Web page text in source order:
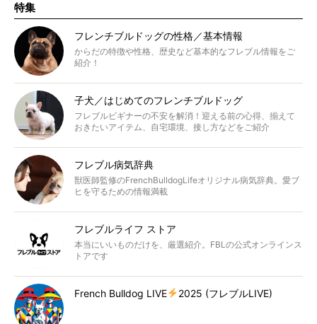
特集
フレンチブルドッグの性格／基本情報
からだの特徴や性格、歴史など基本的なフレブル情報をご
紹介！
子犬／はじめてのフレンチブルドッグ
フレブルビギナーの不安を解消！迎える前の心得、揃えて
おきたいアイテム、自宅環境、接し方などをご紹介
フレブル病気辞典
獣医師監修のFrenchBulldogLifeオリジナル病気辞典。愛ブ
ヒを守るための情報満載
フレブルライフ ストア
本当にいいものだけを、厳選紹介。FBLの公式オンラインス
トアです
French Bulldog LIVE 2025 (フレブルLIVE)